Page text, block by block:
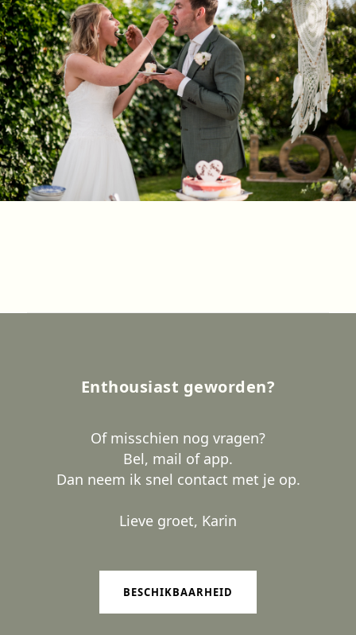
Enthousiast geworden?
Of misschien nog vragen?
Bel, mail of app.
Dan neem ik snel contact met je op.
Lieve groet, Karin
BESCHIKBAARHEID